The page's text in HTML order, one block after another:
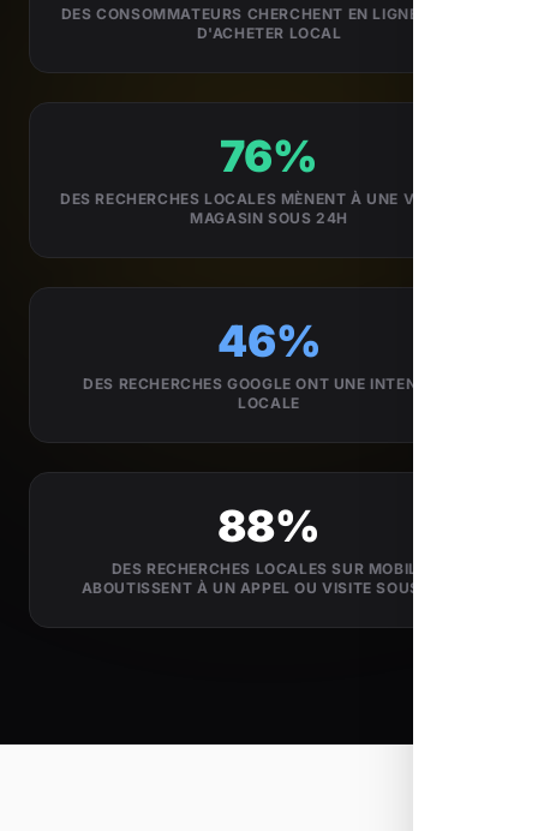
DES CONSOMMATEURS CHERCHENT EN LIGNE AVANT
D'ACHETER LOCAL
76%
DES RECHERCHES LOCALES MÈNENT À UNE VISITE EN
MAGASIN SOUS 24H
46%
DES RECHERCHES GOOGLE ONT UNE INTENTION
LOCALE
88%
DES RECHERCHES LOCALES SUR MOBILE
ABOUTISSENT À UN APPEL OU VISITE SOUS 24H